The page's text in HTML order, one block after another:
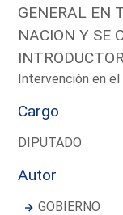
GENERAL EN
NACION Y SE
Intervención en
Cargo
DIPUTADO
Autor
GOBIERNO